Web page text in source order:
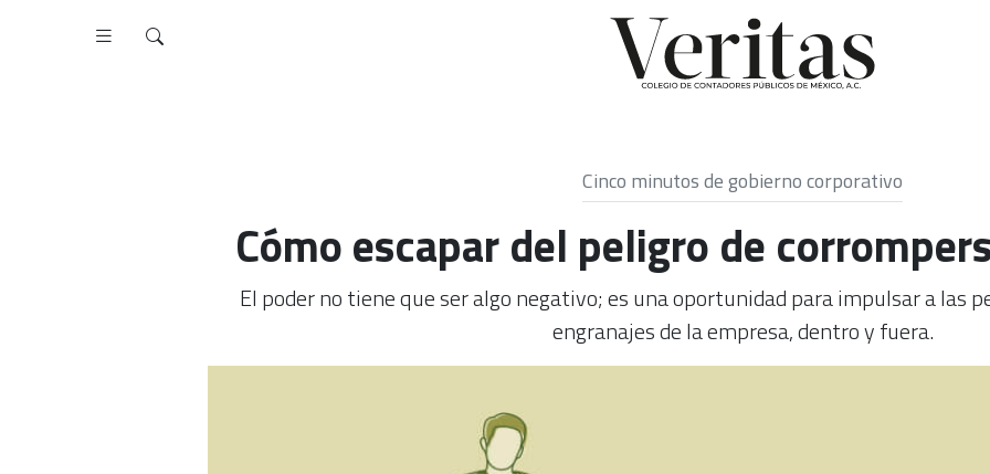
Cinco minutos de gobierno corporativo
Cómo escapar del peligro de
El poder no tiene que ser algo negativo; es una oportunidad para impulsar a las
engranajes de la empresa, dentro y fuera.